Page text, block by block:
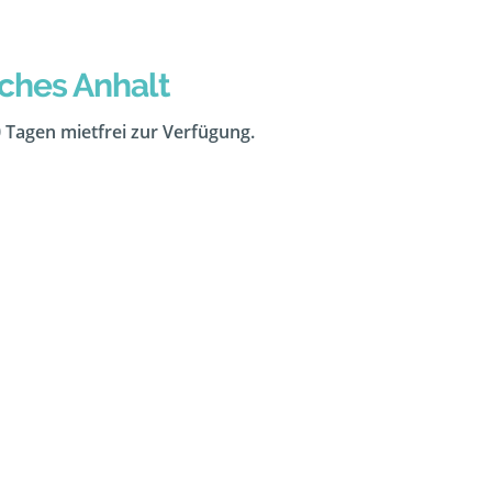
Anhalt
mietfrei zur Verfügung.